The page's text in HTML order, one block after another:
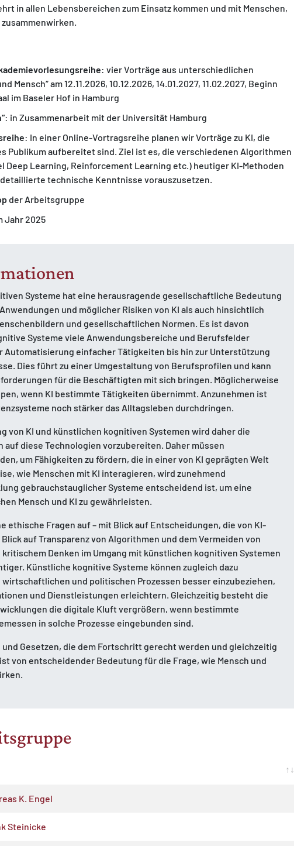
in allen Lebensbereichen zum Einsatz kommen und mit Menschen,
: vier Vorträge aus unterschiedlichen
Mensch“ am 12.11.2026, 10.12.2026, 14.01.2027, 11.02.2027, Beginn
im Baseler Hof in Hamburg
: in Zusammenarbeit mit der Universität Hamburg
: In einer Online-Vortragsreihe planen wir Vorträge zu KI, die
Publikum aufbereitet sind. Ziel ist es, die verschiedenen Algorithmen
Deep Learning, Reinforcement Learning etc.) heutiger KI-Methoden
technische Kenntnisse vorauszusetzen.
der Arbeitsgruppe
Jahr 2025
Systeme hat eine herausragende gesellschaftliche Bedeutung
und möglicher Risiken von KI als auch hinsichtlich
und gesellschaftlichen Normen. Es ist davon
Systeme viele Anwendungsbereiche und Berufsfelder
Automatisierung einfacher Tätigkeiten bis hin zur Unterstützung
Dies führt zu einer Umgestaltung von Berufsprofilen und kann
für die Beschäftigten mit sich bringen. Möglicherweise
wenn KI bestimmte Tätigkeiten übernimmt. Anzunehmen ist
noch stärker das Alltagsleben durchdringen.
von KI und künstlichen kognitiven Systemen wird daher die
diese Technologien vorzubereiten. Daher müssen
um Fähigkeiten zu fördern, die in einer von KI geprägten Welt
wie Menschen mit KI interagieren, wird zunehmend
gebrauchstauglicher Systeme entscheidend ist, um eine
Mensch und KI zu gewährleisten.
ethische Fragen auf – mit Blick auf Entscheidungen, die von KI-
auf Transparenz von Algorithmen und dem Vermeiden von
Denken im Umgang mit künstlichen kognitiven Systemen
Künstliche kognitive Systeme können zugleich dazu
wirtschaftlichen und politischen Prozessen besser einzubeziehen,
und Dienstleistungen erleichtern. Gleichzeitig besteht die
die digitale Kluft vergrößern, wenn bestimmte
in solche Prozesse eingebunden sind.
Gesetzen, die dem Fortschritt gerecht werden und gleichzeitig
von entscheidender Bedeutung für die Frage, wie Mensch und
K. Engel
Steinicke